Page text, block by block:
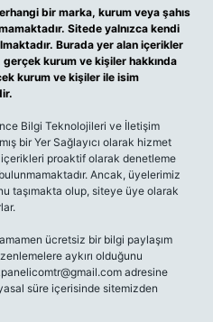
bir marka, kurum veya şahıs
Sitede yalnızca kendi
Burada yer alan içerikler
kurum ve kişiler hakkında
kurum ve kişiler ile isim
Bilgi Teknolojileri ve İletişim
bir Yer Sağlayıcı olarak hizmet
proaktif olarak denetleme
Ancak, üyelerimiz
taşımakta olup, siteye üye olarak
ücretsiz bir bilgi paylaşım
aykırı olduğunu
adresine
süre içerisinde sitemizden